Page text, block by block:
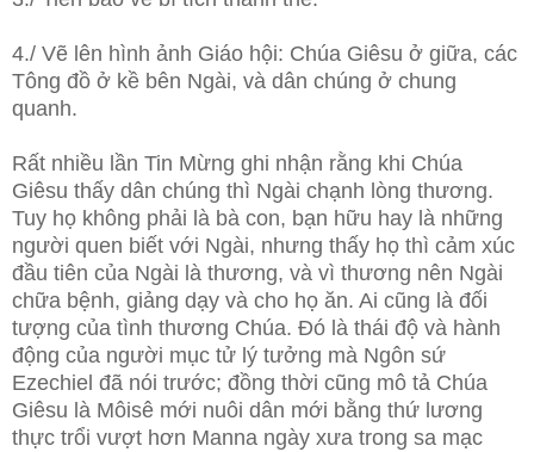
4./ Vẽ lên hình ảnh Giáo hội: Chúa Giêsu ở giữa, các
Tông đồ ở kề bên Ngài, và dân chúng ở chung
quanh.
Rất nhiều lần Tin Mừng ghi nhận rằng khi Chúa
Giêsu thấy dân chúng thì Ngài chạnh lòng thương.
Tuy họ không phải là bà con, bạn hữu hay là những
người quen biết với Ngài, nhưng thấy họ thì cảm xúc
đầu tiên của Ngài là thương, và vì thương nên Ngài
chữa bệnh, giảng dạy và cho họ ăn. Ai cũng là đối
tượng của tình thương Chúa. Đó là thái độ và hành
động của người mục tử lý tưởng mà Ngôn sứ
Ezechiel đã nói trước; đồng thời cũng mô tả Chúa
Giêsu là Môisê mới nuôi dân mới bằng thứ lương
thực trổi vượt hơn Manna ngày xưa trong sa mạc